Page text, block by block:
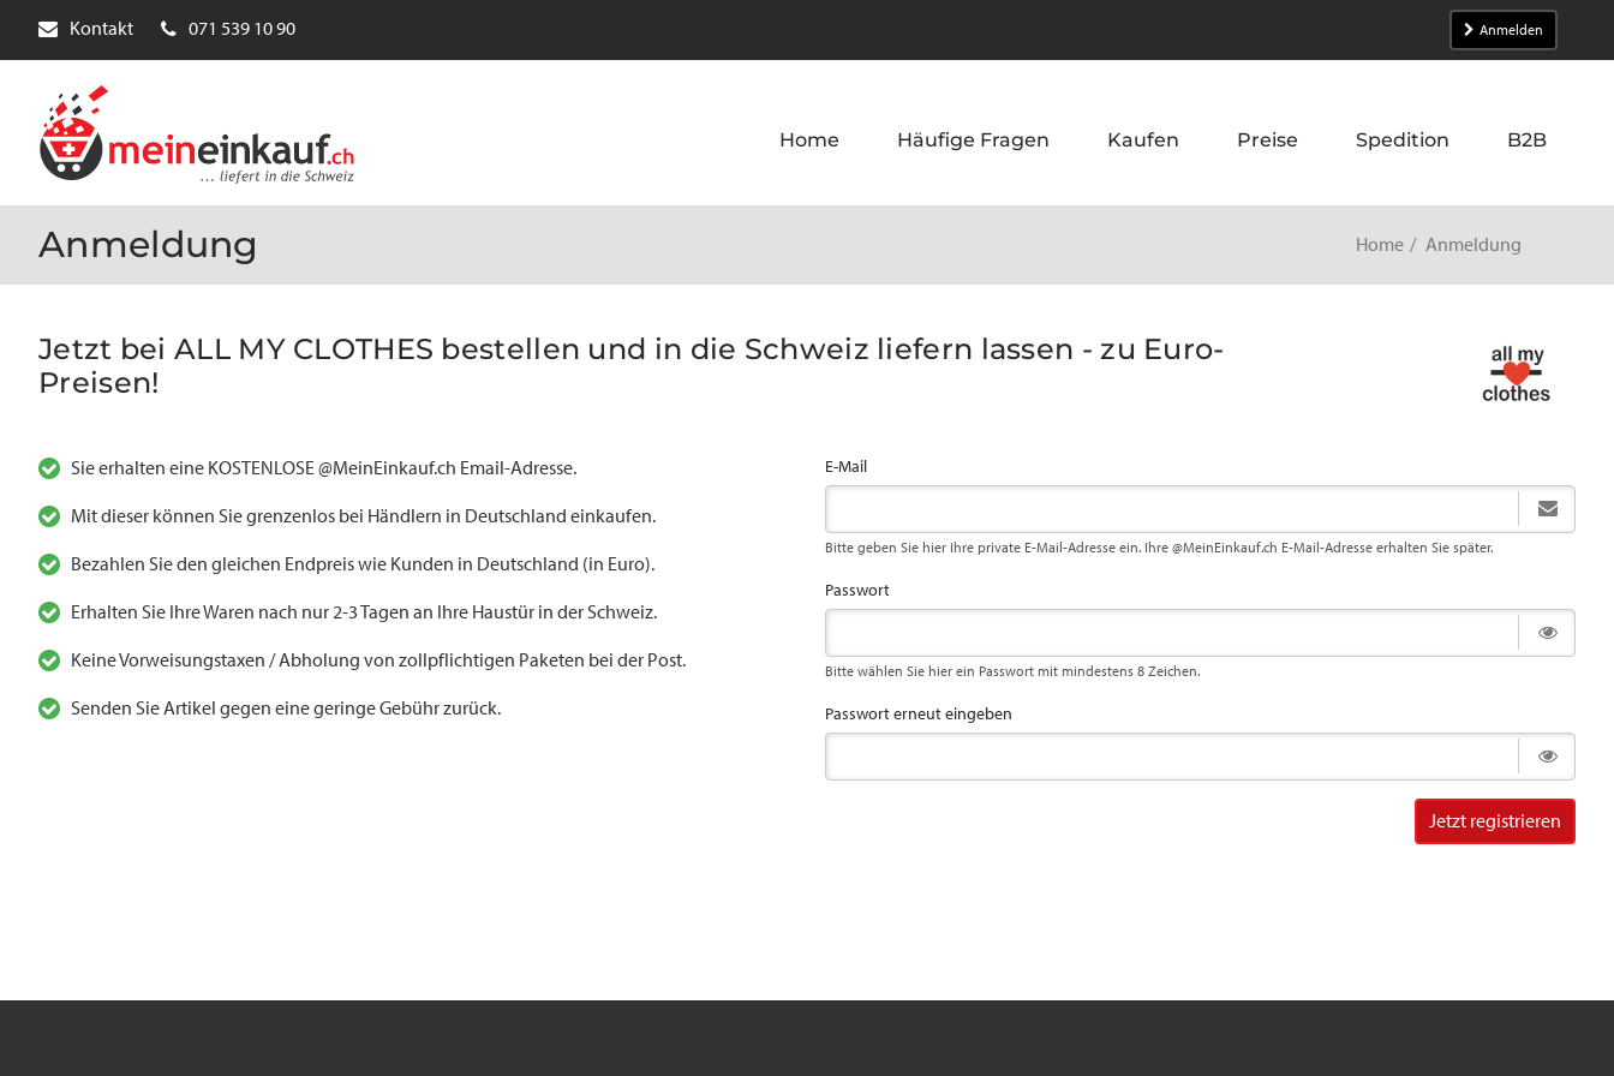
Kontakt 071 539 10 90 Anmelden
Home Häufige Fragen Kaufen Preise Spedition B2B
Anmeldung Home Anmeldung
Jetzt bei ALL MY CLOTHES bestellen und in die Schweiz liefern lassen - zu Euro-
Preisen!
E-Mail
Bitte geben Sie hier Ihre private E-Mail-Adresse ein. Ihre @MeinEinkauf.ch E-Mail-Adresse erhalten Sie später.
Passwort
Bitte wählen Sie hier ein Passwort mit mindestens 8 Zeichen.
Passwort erneut eingeben
Jetzt registrieren
Sie erhalten eine KOSTENLOSE @MeinEinkauf.ch Email-Adresse.
Mit dieser können Sie grenzenlos bei Händlern in Deutschland einkaufen.
Bezahlen Sie den gleichen Endpreis wie Kunden in Deutschland (in Euro).
Erhalten Sie Ihre Waren nach nur 2-3 Tagen an Ihre Haustür in der Schweiz.
Keine Vorweisungstaxen / Abholung von zollpflichtigen Paketen bei der Post.
Senden Sie Artikel gegen eine geringe Gebühr zurück.